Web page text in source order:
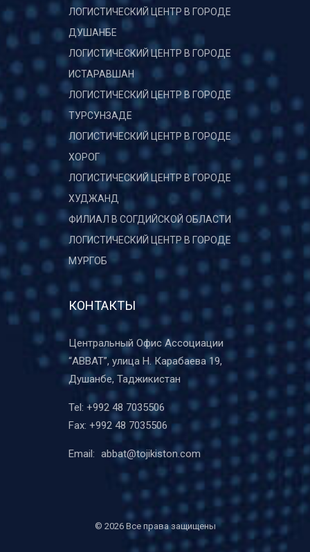
ЛОГИСТИЧЕСКИЙ ЦЕНТР В ГОРОДЕ
ДУШАНБЕ
ЛОГИСТИЧЕСКИЙ ЦЕНТР В ГОРОДЕ
ИСТАРАВШАН
ЛОГИСТИЧЕСКИЙ ЦЕНТР В ГОРОДЕ
ТУРСУНЗАДЕ
ЛОГИСТИЧЕСКИЙ ЦЕНТР В ГОРОДЕ
ХОРОГ
ЛОГИСТИЧЕСКИЙ ЦЕНТР В ГОРОДЕ
ХУДЖАНД
ФИЛИАЛ В СОГДИЙСКОЙ ОБЛАСТИ
ЛОГИСТИЧЕСКИЙ ЦЕНТР В ГОРОДЕ
МУРГОБ
КОНТАКТЫ
Центральный Офис Ассоциации
“ABBAT”, улица Н. Карабаева 19,
Душанбе, Таджикистан
Tel: +992 48 7035506
Fax: +992 48 7035506
Email: abbat@tojikiston.com
© 2026 Все права защищены